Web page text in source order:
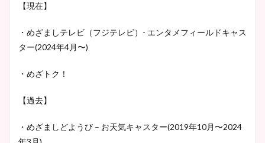
【現在】
・めざましテレビ（フジテレビ）- エンタメフィールドキャス
ター(2024年4月〜)
・めざトク！
【過去】
・めざましどようび – お天気キャスター(2019年10月〜2024